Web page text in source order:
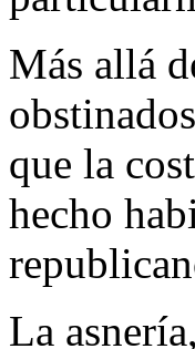
Más allá
que la
hecho
La